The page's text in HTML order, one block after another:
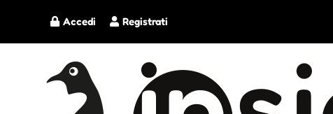
Registrati
Accedi